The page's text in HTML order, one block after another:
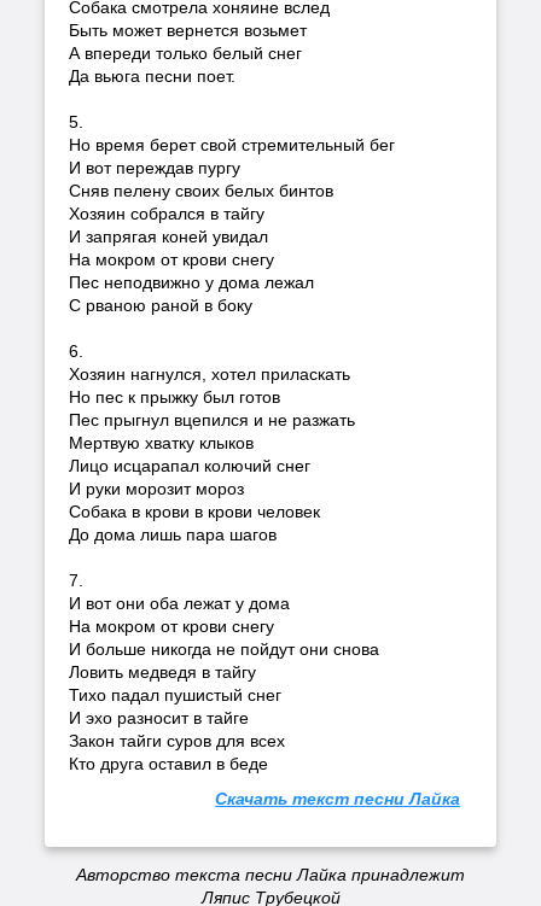
Собака смотрела хоняине вслед
Быть может вернется возьмет
А впереди только белый снег
Да вьюга песни поет.
5.
Но время берет свой стремительный бег
И вот переждав пургу
Сняв пелену своих белых бинтов
Хозяин собрался в тайгу
И запрягая коней увидал
На мокром от крови снегу
Пес неподвижно у дома лежал
С рваною раной в боку
6.
Хозяин нагнулся, хотел приласкать
Но пес к прыжку был готов
Пес прыгнул вцепился и не разжать
Мертвую хватку клыков
Лицо исцарапал колючий снег
И руки морозит мороз
Собака в крови в крови человек
До дома лишь пара шагов
7.
И вот они оба лежат у дома
На мокром от крови снегу
И больше никогда не пойдут они снова
Ловить медведя в тайгу
Тихо падал пушистый снег
И эхо разносит в тайге
Закон тайги суров для всех
Кто друга оставил в беде
Скачать текст песни Лайка
Авторство текста песни Лайка принадлежит
Ляпис Трубецкой